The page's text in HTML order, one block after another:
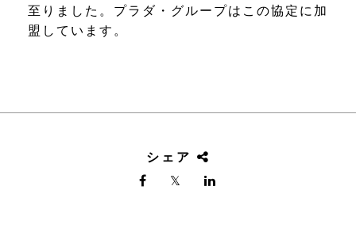
至りました。プラダ・グループはこの協定に加
盟しています。
シェア